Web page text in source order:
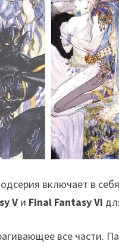
включает в
V и Final Fantasy VI
все части.